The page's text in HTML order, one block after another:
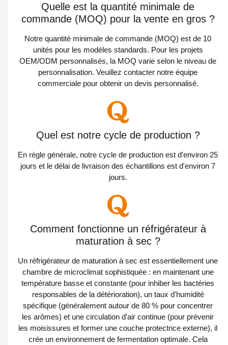
Quelle est la quantité minimale de
commande (MOQ) pour la vente en gros ?
Notre quantité minimale de commande (MOQ) est de 10
unités pour les modèles standards. Pour les projets
OEM/ODM personnalisés, la MOQ varie selon le niveau de
personnalisation. Veuillez contacter notre équipe
commerciale pour obtenir un devis personnalisé.
Quel est notre cycle de production ?
En règle générale, notre cycle de production est d'environ 25
jours et le délai de livraison des échantillons est d'environ 7
jours.
Comment fonctionne un réfrigérateur à
maturation à sec ?
Un réfrigérateur de maturation à sec est essentiellement une
chambre de microclimat sophistiquée : en maintenant une
température basse et constante (pour inhiber les bactéries
responsables de la détérioration), un taux d'humidité
spécifique (généralement autour de 80 % pour concentrer
les arômes) et une circulation d'air continue (pour prévenir
les moisissures et former une couche protectrice externe), il
crée un environnement de fermentation optimale. Cela